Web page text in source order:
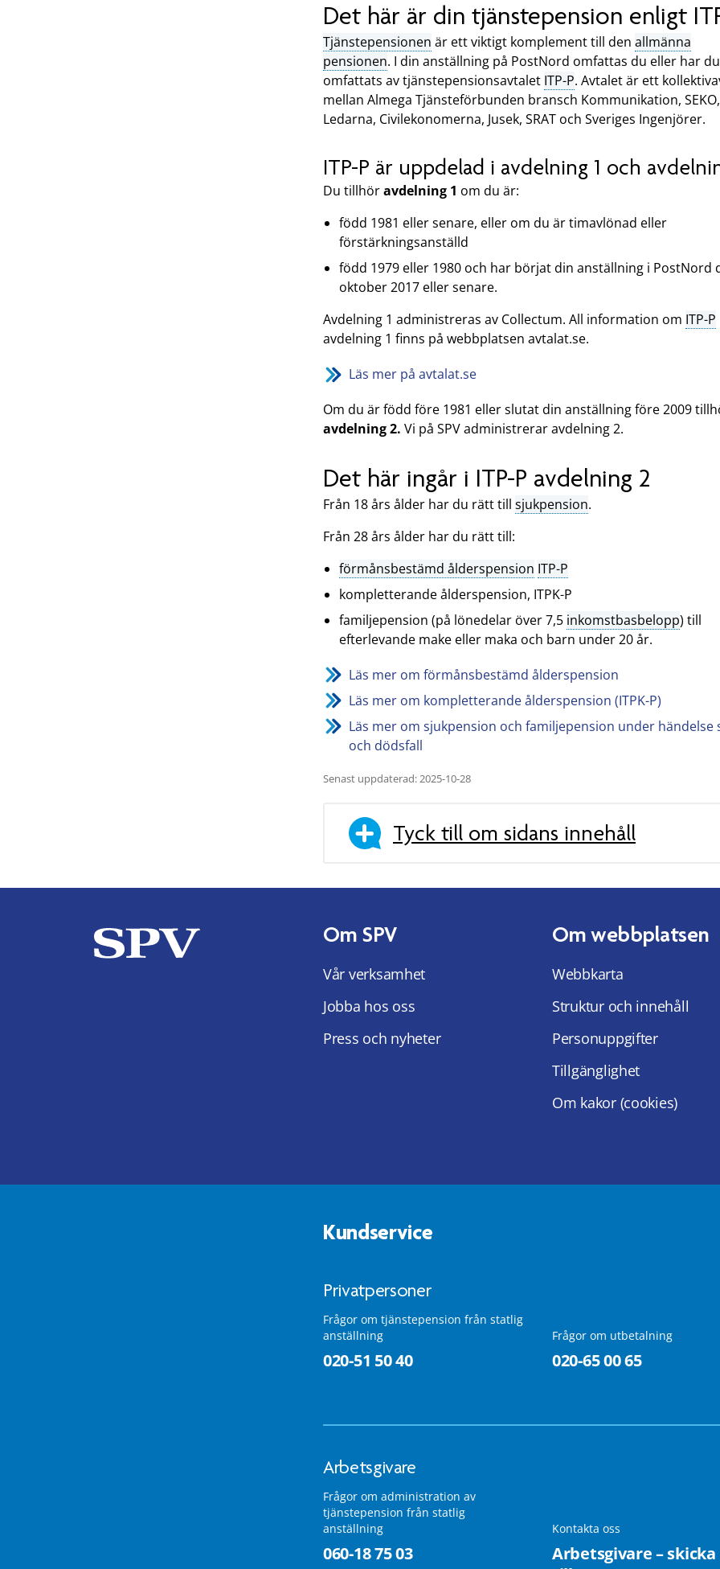
Det här är din tjänstepension enligt
Tjänstepensionen är ett viktigt komplement till den allmänna
pensionen. I din anställning på PostNord omfattas du eller har du
omfattats av tjänstepensionsavtalet ITP-P. Avtalet är ett
mellan Almega Tjänsteförbunden bransch Kommunikation, SEKO,
Ledarna, Civilekonomerna, Jusek, SRAT och Sveriges Ingenjörer.
ITP-P är uppdelad i avdelning 1 och
Du tillhöravdelning 1 om du är:
född 1981 eller senare, eller om du är timavlönad eller
förstärkningsanställd
född 1979 eller 1980 och har börjat din anställning i PostNord
oktober 2017 eller senare.
Avdelning 1 administreras av Collectum. All information om ITP-P
avdelning 1 finns på webbplatsen avtalat.se.
Läs mer på avtalat.se
Om du är född före 1981 eller slutat din anställning före 2009
avdelning 2. Vi på SPV administrerar avdelning 2.
Det här ingår i ITP-P avdelning 2
Från 18 års ålder har du rätt till sjukpension.
Från 28 års ålder har du rätt till:
förmånsbestämd ålderspension ITP-P
kompletterande ålderspension, ITPK-P
familjepension (på lönedelar över 7,5 inkomstbasbelopp) till
efterlevande make eller maka och barn under 20 år.
Läs mer om förmånsbestämd ålderspension
Läs mer om kompletterande ålderspension (ITPK-P)
Läs mer om sjukpension och familjepension under händelse
och dödsfall
Senast uppdaterad: 2025-10-28
Tyck till om sidans innehåll
Om SPV
Vår verksamhet
Jobba hos oss
Press och nyheter
Om webbplatsen
Webbkarta
Struktur och innehåll
Personuppgifter
Tillgänglighet
Om kakor (cookies)
Kundservice
Privatpersoner
Frågor om tjänstepension från statlig
anställning
020-51 50 40
Frågor om utbetalning
020-65 00 65
Arbetsgivare
Frågor om administration av
tjänstepension från statlig
anställning
060-18 75 03
Kontakta oss
Arbetsgivare –